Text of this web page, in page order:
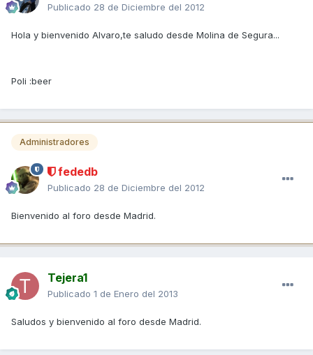
Publicado 28 de Diciembre del 2012
Hola y bienvenido Alvaro,te saludo desde Molina de Segura...
Poli :beer
Administradores
fededb
Publicado 28 de Diciembre del 2012
Bienvenido al foro desde Madrid.
Tejera1
Publicado 1 de Enero del 2013
Saludos y bienvenido al foro desde Madrid.